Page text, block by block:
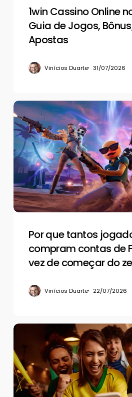
Apostas
1win Cassino Online
Guia de Jogos,
Apostas
Vinícios Duarte 31/07/2026
Por
que
tantos
jogadores
compram
contas
de
Fortnite
em
começar
Por que tantos
compram contas de
vez de começar do
Vinícios Duarte 22/07/2026
A
psicologia
do
apostador:
mantendo
o